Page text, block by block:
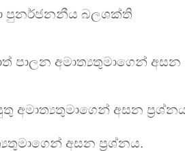
පුනර්ජනනීය බලශක්ති
පාලන අමාත්‍යතුමාගෙන් අසන
අමාත්‍යතුමාගෙන් අසන
අසන ප්‍රශ්නය.